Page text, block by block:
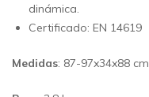
dinámica.
Certificado: EN 14619
Medidas: 87-97x34x88 cm